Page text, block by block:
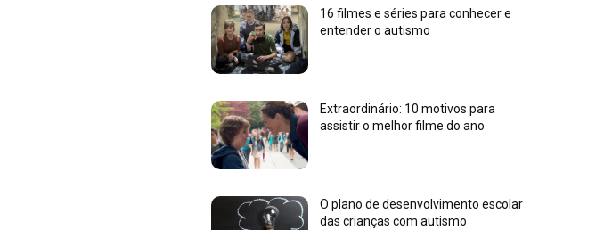
16 filmes e séries para conhecer e
entender o autismo
Extraordinário: 10 motivos para
assistir o melhor filme do ano
O plano de desenvolvimento escolar
das crianças com autismo